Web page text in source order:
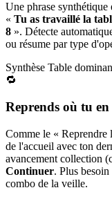
Une phrase
« Tu as travaillé la
8 ». Détecte
ou résume par type
Synthèse Table
🔁
Reprends où tu en
Comme le « Reprendre
de l'accueil avec ton
avancement collection
Continuer. Plus
combo de la veille.